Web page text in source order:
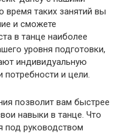
таких занятий вы
и сможете
в танце наиболее
уровня подготовки,
индивидуальную
и цели.
позволит вам быстрее
навыки в танце. Что
под руководством